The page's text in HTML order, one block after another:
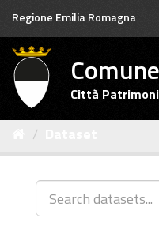
Salta
contenuto
Regione Emilia Romagna
Città